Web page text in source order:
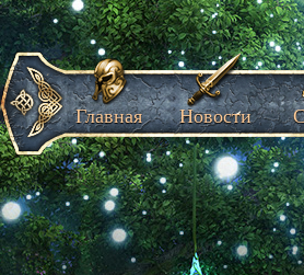
Главная Новости